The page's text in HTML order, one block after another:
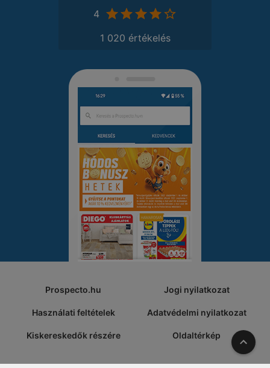
4
1 020 értékelés
Prospecto.hu Jogi nyilatkozat
Használati feltételek Adatvédelmi nyilatkozat
Kiskereskedők részére Oldaltérkép A